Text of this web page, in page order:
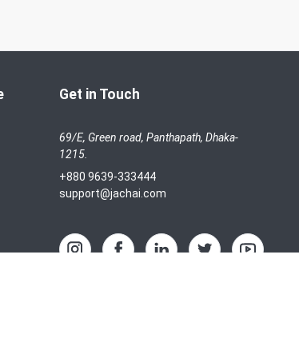
Get in Touch
69/E, Green road, Panthapath, Dhaka-
1215.
+880 9639-333444
support@jachai.com